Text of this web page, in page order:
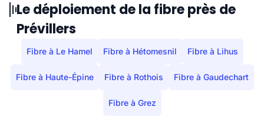
Le déploiement de la fibre près de
Prévillers
Fibre à Le Hamel Fibre à Hétomesnil Fibre à Lihus
Fibre à Haute-Épine Fibre à Rothois Fibre à Gaudechart
Fibre à Grez